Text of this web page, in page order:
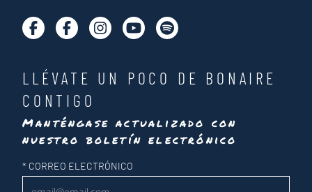
LLÉVATE UN POCO DE BONAIRE
CONTIGO
Manténgase actualizado con
nuestro boletín electrónico
Newsletter
* CORREO ELECTRÓNICO